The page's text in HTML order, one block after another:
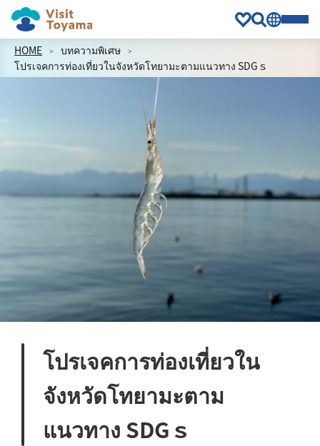
HOME
บทความพิเศษ
โปรเจคการท่องเที่ยวในจังหวัดโทยามะตามแนวทาง SDGｓ
โปรเจคการท่องเที่ยวใน
จังหวัดโทยามะตาม
แนวทาง SDGｓ